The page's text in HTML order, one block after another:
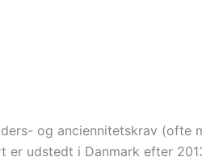
og anciennitetskrav (ofte
udstedt i Danmark efter